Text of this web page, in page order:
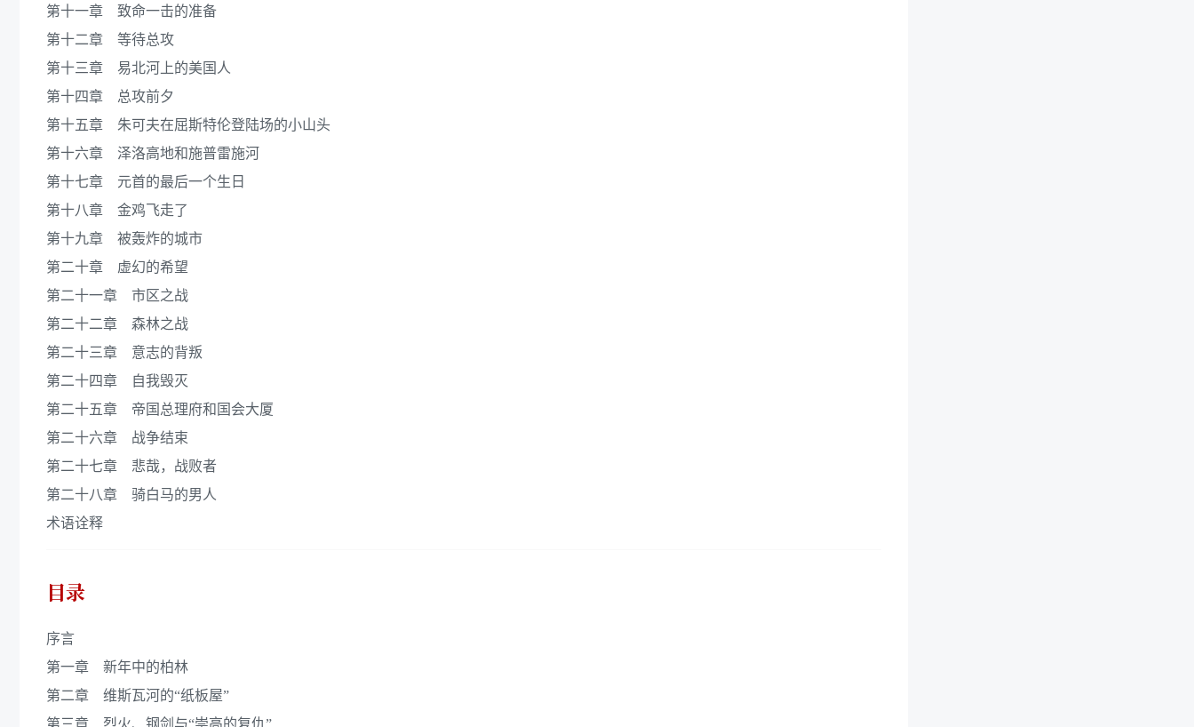
第十一章 致命一击的准备
第十二章 等待总攻
第十三章 易北河上的美国人
第十四章 总攻前夕
第十五章 朱可夫在屈斯特伦登陆场的小山头
第十六章 泽洛高地和施普雷施河
第十七章 元首的最后一个生日
第十八章 金鸡飞走了
第十九章 被轰炸的城市
第二十章 虚幻的希望
第二十一章 市区之战
第二十二章 森林之战
第二十三章 意志的背叛
第二十四章 自我毁灭
第二十五章 帝国总理府和国会大厦
第二十六章 战争结束
第二十七章 悲哉，战败者
第二十八章 骑白马的男人
术语诠释
目录
序言
第一章 新年中的柏林
第二章 维斯瓦河的“纸板屋”
第三章 烈火、钢剑与“崇高的复仇”